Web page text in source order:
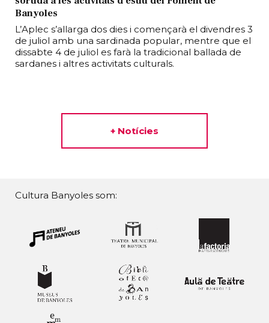
Banyoles
L’Aplec s’allarga dos dies i començarà el divendres 3
de juliol amb una sardinada popular, mentre que el
dissabte 4 de juliol es farà la tradicional ballada de
sardanes i altres activitats culturals.
+ Notícies
Cultura Banyoles som: